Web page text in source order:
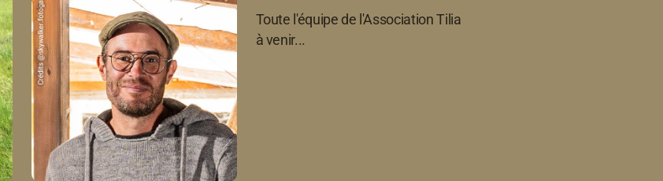
Toute l'équipe de l'Association Tilia
à venir...